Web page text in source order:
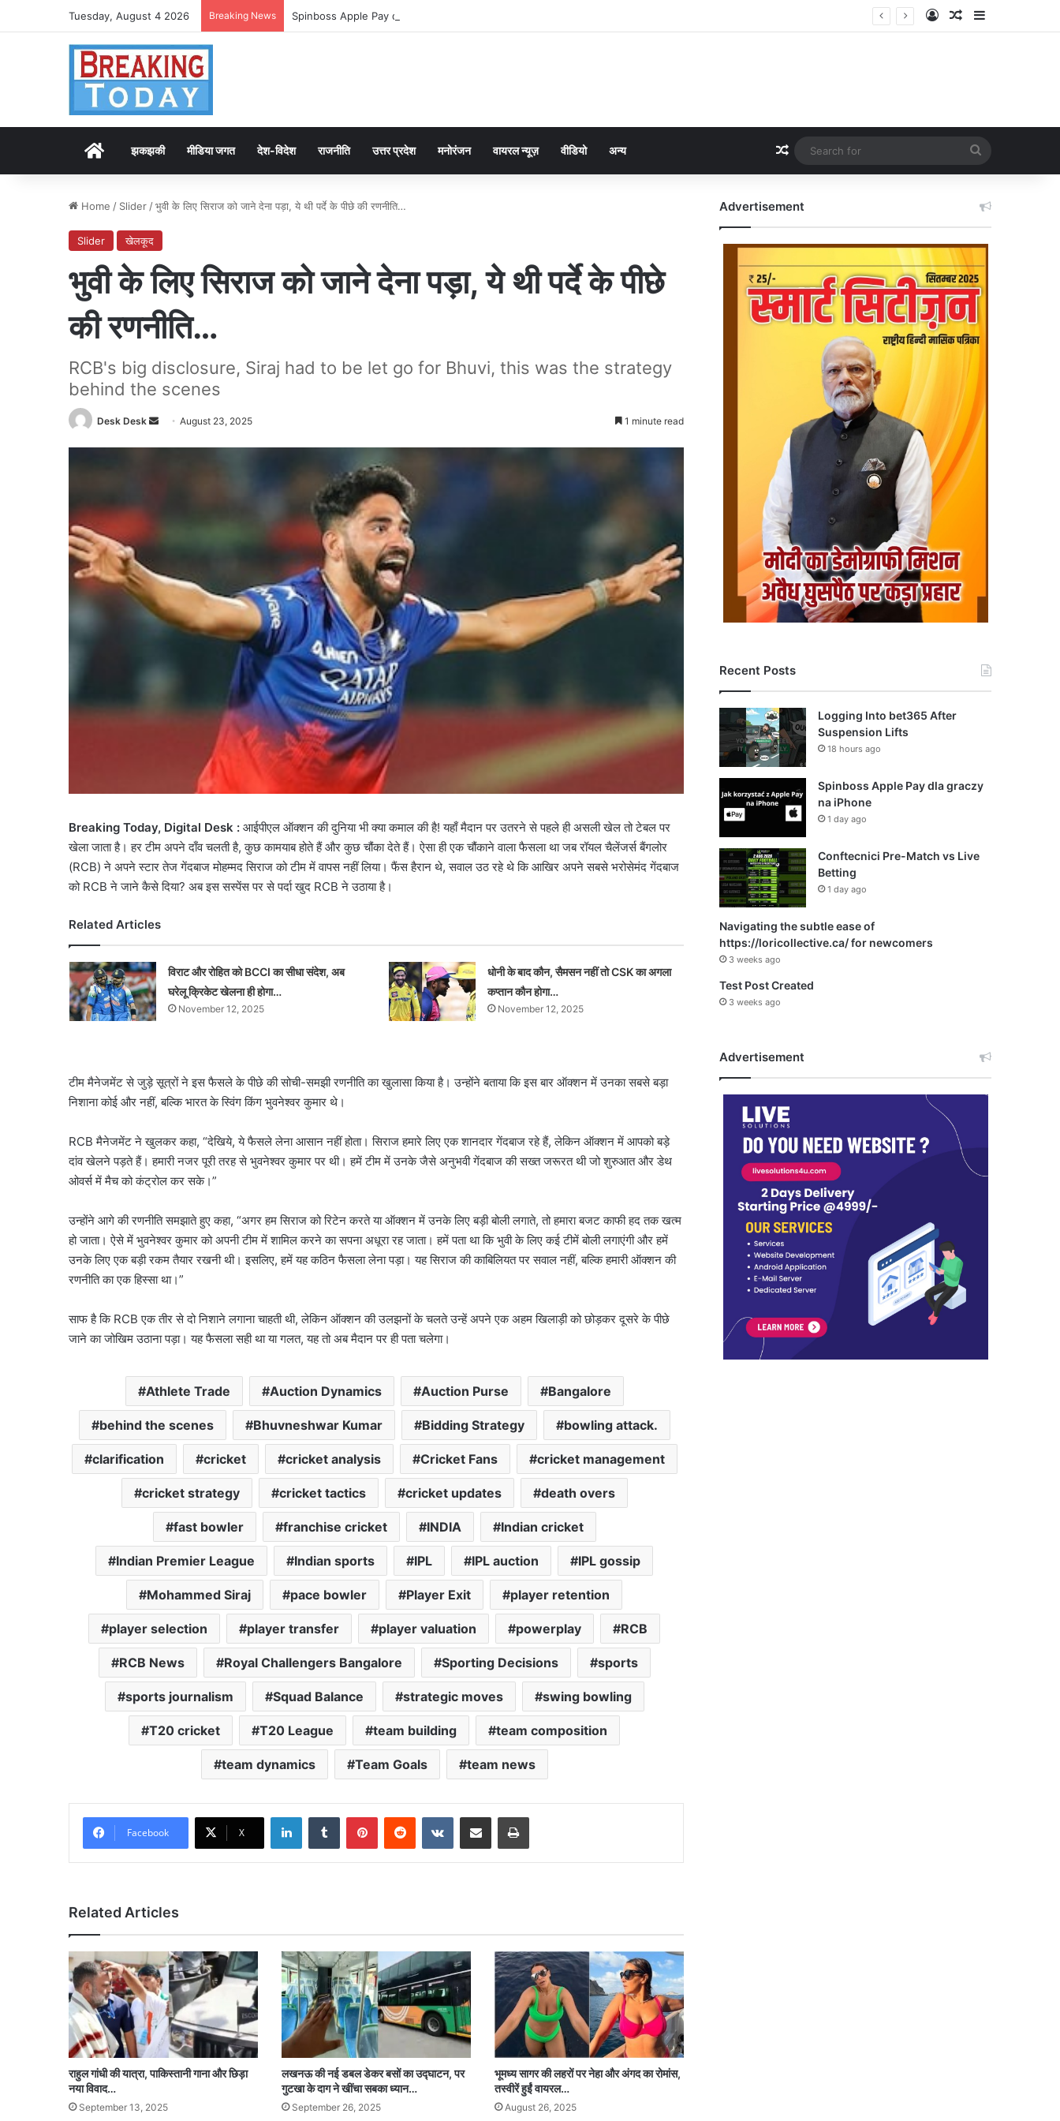
Tuesday, August 4 2026 Breaking News Spinboss Apple Pay dla graczy na iPhone Log InRandom Article
Sidebar
Homeझकझकी मीडिया जगत देश-विदेश राजनीति उत्तर प्रदेश मनोरंजन वायरल न्यूज़ वीडियो अन्य Random Article
for
Home / Slider /भुवी के लिए सिराज को जाने देना पड़ा, ये थी पर्दे के पीछे की रणनीति…
Slider खेलकूद
भुवी के लिए सिराज को जाने देना पड़ा, ये थी पर्दे के पीछे
की रणनीति…
RCB's big disclosure, Siraj had to be let go for Bhuvi, this was the strategy
behind the scenes
Desk Desk
Send August 23, 2025 1 minute read
Breaking Today, Digital Desk : आईपीएल ऑक्शन की दुनिया भी क्या कमाल की है! यहाँ मैदान पर उतरने से पहले ही असली खेल तो टेबल पर
खेला जाता है। हर टीम अपने दाँव चलती है, कुछ कामयाब होते हैं और कुछ चौंका देते हैं। ऐसा ही एक चौंकाने वाला फैसला था जब रॉयल चैलेंजर्स बैंगलोर
(RCB) ने अपने स्टार तेज गेंदबाज मोहम्मद सिराज को टीम में वापस नहीं लिया। फैंस हैरान थे, सवाल उठ रहे थे कि आखिर अपने सबसे भरोसेमंद गेंदबाज
को RCB ने जाने कैसे दिया? अब इस सस्पेंस पर से पर्दा खुद RCB ने उठाया है।
Related Articles
विराट और रोहित को BCCI का सीधा संदेश, अब
घरेलू क्रिकेट खेलना ही होगा…
November 12, 2025
धोनी के बाद कौन, सैमसन नहीं तो CSK का अगला
कप्तान कौन होगा…
November 12, 2025
टीम मैनेजमेंट से जुड़े सूत्रों ने इस फैसले के पीछे की सोची-समझी रणनीति का खुलासा किया है। उन्होंने बताया कि इस बार ऑक्शन में उनका सबसे बड़ा
निशाना कोई और नहीं, बल्कि भारत के स्विंग किंग भुवनेश्वर कुमार थे।
RCB मैनेजमेंट ने खुलकर कहा, “देखिये, ये फैसले लेना आसान नहीं होता। सिराज हमारे लिए एक शानदार गेंदबाज रहे हैं, लेकिन ऑक्शन में आपको बड़े
दांव खेलने पड़ते हैं। हमारी नजर पूरी तरह से भुवनेश्वर कुमार पर थी। हमें टीम में उनके जैसे अनुभवी गेंदबाज की सख्त जरूरत थी जो शुरुआत और डेथ
ओवर्स में मैच को कंट्रोल कर सके।”
उन्होंने आगे की रणनीति समझाते हुए कहा, “अगर हम सिराज को रिटेन करते या ऑक्शन में उनके लिए बड़ी बोली लगाते, तो हमारा बजट काफी हद तक खत्म
हो जाता। ऐसे में भुवनेश्वर कुमार को अपनी टीम में शामिल करने का सपना अधूरा रह जाता। हमें पता था कि भुवी के लिए कई टीमें बोली लगाएंगी और हमें
उनके लिए एक बड़ी रकम तैयार रखनी थी। इसलिए, हमें यह कठिन फैसला लेना पड़ा। यह सिराज की काबिलियत पर सवाल नहीं, बल्कि हमारी ऑक्शन की
रणनीति का एक हिस्सा था।”
साफ है कि RCB एक तीर से दो निशाने लगाना चाहती थी, लेकिन ऑक्शन की उलझनों के चलते उन्हें अपने एक अहम खिलाड़ी को छोड़कर दूसरे के पीछे
जाने का जोखिम उठाना पड़ा। यह फैसला सही था या गलत, यह तो अब मैदान पर ही पता चलेगा।
Athlete Trade Auction Dynamics Auction Purse Bangalore
behind the scenes Bhuvneshwar Kumar Bidding Strategy bowling attack.
clarification cricket cricket analysis Cricket Fans cricket management
cricket strategy cricket tactics cricket updates death overs
fast bowler franchise cricket INDIA Indian cricket
Indian Premier League Indian sports IPL IPL auction IPL gossip
Mohammed Siraj pace bowler Player Exit player retention
player selection player transfer player valuation powerplay RCB
RCB News Royal Challengers Bangalore Sporting Decisions sports
sports journalism Squad Balance strategic moves swing bowling
T20 cricket T20 League team building team composition
team dynamics Team Goals team news
Facebook X
LinkedInTumblr PinterestReddit VKontakteShare via Email Print
Related Articles
राहुल गांधी की यात्रा, पाकिस्तानी गाना और छिड़ा
नया विवाद…
September 13, 2025
लखनऊ की नई डबल डेकर बसों का उद्घाटन, पर
गुटखा के दाग ने खींचा सबका ध्यान…
September 26, 2025
भूमध्य सागर की लहरों पर नेहा और अंगद का रोमांस,
तस्वीरें हुईं वायरल…
August 26, 2025
Advertisement
Recent Posts
Logging Into bet365 After
Suspension Lifts
18 hours ago
Spinboss Apple Pay dla graczy
na iPhone
1 day ago
Conftecnici Pre-Match vs Live
Betting
1 day ago
Navigating the subtle ease of
https://loricollective.ca/ for newcomers
3 weeks ago
Test Post Created
3 weeks ago
Advertisement